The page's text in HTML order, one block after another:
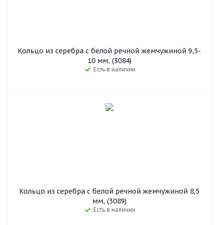
Кольцо из серебра с белой речной жемчужиной 9,5-
10 мм, (3084)
Есть в наличии
Кольцо из серебра с белой речной жемчужиной 8,5
мм, (3089)
Есть в наличии